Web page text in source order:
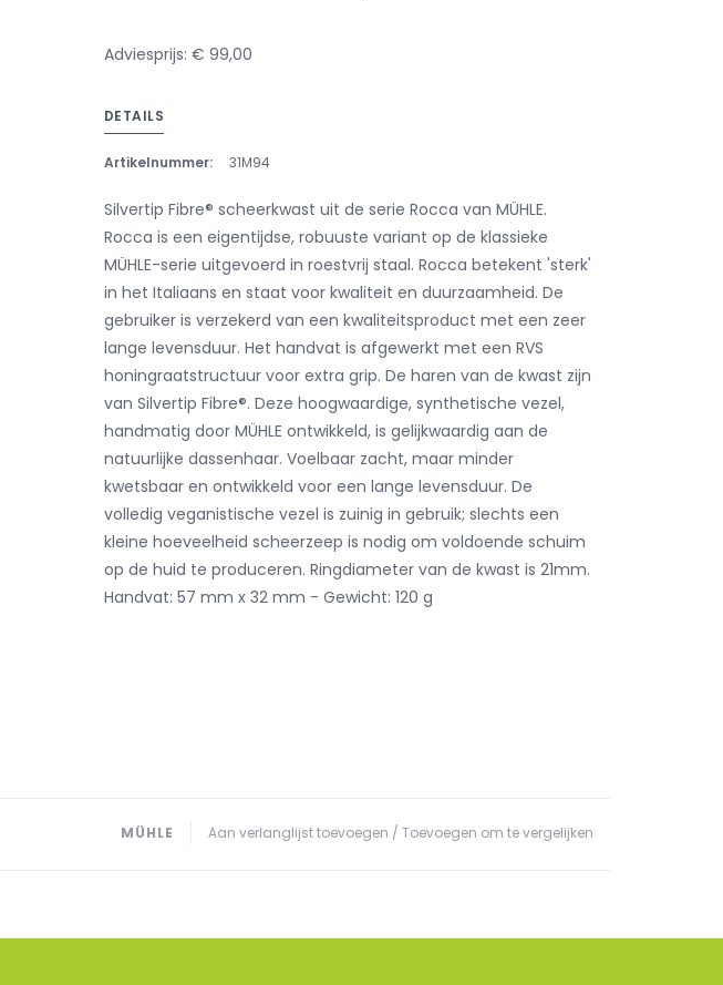
Adviesprijs: € 99,00
DETAILS
Artikelnummer: 31M94
Silvertip Fibre® scheerkwast uit de serie Rocca van MÜHLE.
Rocca is een eigentijdse, robuuste variant op de klassieke
MÜHLE-serie uitgevoerd in roestvrij staal. Rocca betekent 'sterk'
in het Italiaans en staat voor kwaliteit en duurzaamheid. De
gebruiker is verzekerd van een kwaliteitsproduct met een zeer
lange levensduur. Het handvat is afgewerkt met een RVS
honingraatstructuur voor extra grip. De haren van de kwast zijn
van Silvertip Fibre®. Deze hoogwaardige, synthetische vezel,
handmatig door MÜHLE ontwikkeld, is gelijkwaardig aan de
natuurlijke dassenhaar. Voelbaar zacht, maar minder
kwetsbaar en ontwikkeld voor een lange levensduur. De
volledig veganistische vezel is zuinig in gebruik; slechts een
kleine hoeveelheid scheerzeep is nodig om voldoende schuim
op de huid te produceren. Ringdiameter van de kwast is 21mm.
Handvat: 57 mm x 32 mm - Gewicht: 120 g
Aan verlanglijst toevoegen / Toevoegen om te vergelijken
MÜHLE